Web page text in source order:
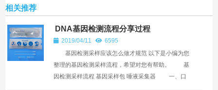
相关推荐
DNA基因检测流程分享过程
2019/04/11
6595
基因检测采样应该怎么做才规范 以下是小编为您
整理的基因检测采样流程，希望对您有帮助。 基
因检测采样流程 基因采样包 唾液采集器 一、口